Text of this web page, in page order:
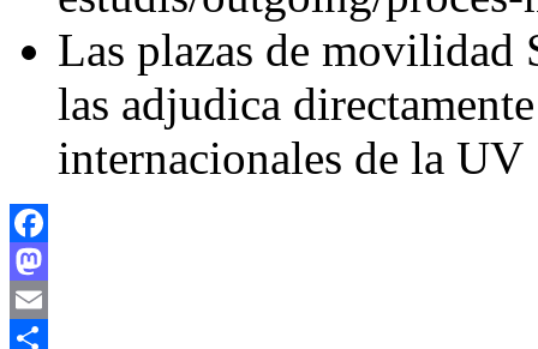
Las plazas de movilidad
las adjudica
internacionales de la UV
Facebook
Mastodon
Email